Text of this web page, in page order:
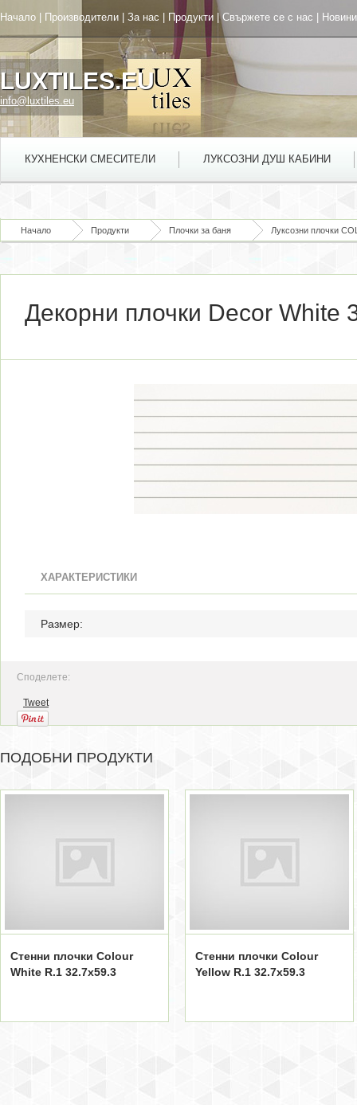
Начало Производители За нас Продукти |Свържете се с нас Новини
LUXTILES.EU
info@luxtiles.eu
КУХНЕНСКИ СМЕСИТЕЛИ ЛУКСОЗНИ ДУШ КАБИНИ
Начало Продукти Плочки за баня Луксозни плочки
Декорни плочки Decor White
ХАРАКТЕРИСТИКИ
Размер:
Споделете:
Tweet
ПОДОБНИ ПРОДУКТИ
Стенни плочки Colour
White R.1 32.7x59.3
Стенни плочки Colour
Yellow R.1 32.7x59.3